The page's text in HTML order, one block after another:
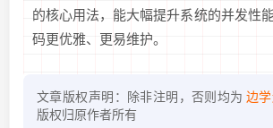
的核心用法，能大幅提升系统的并发性
码更优雅、更易维护。
文章版权声明：除非注明，否则均为 边
版权归原作者所有